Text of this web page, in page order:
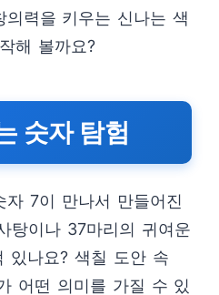
의력을 키우는 신나는 색
해 볼까요?
숫자 탐험
7이 만나서 만들어진
탕이나 37마리의 귀여운
있나요? 색칠 도안 속
어떤 의미를 가질 수 있